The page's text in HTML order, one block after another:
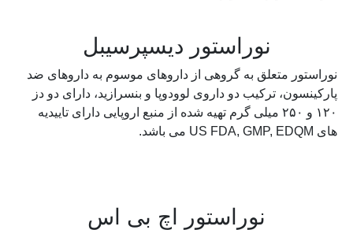
نوراستور دیسپرسیبل
نوراستور متعلق به گروهی از داروهای موسوم به داروهای ضد
پارکینسون، ترکیب دو داروی لوودوپا و بنسرازید، دارای دو دز
۱۲۰ و ۲۵۰ میلی گرم تهیه شده از منبع اروپایی دارای تاییدیه
های US FDA, GMP, EDQM می باشد.
نوراستور اچ بی اس